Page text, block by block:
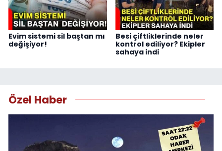
Evim sistemi sil baştan mı
değişiyor!
Besi çiftliklerinde neler
kontrol ediliyor? Ekipler
sahaya indi
Özel Haber